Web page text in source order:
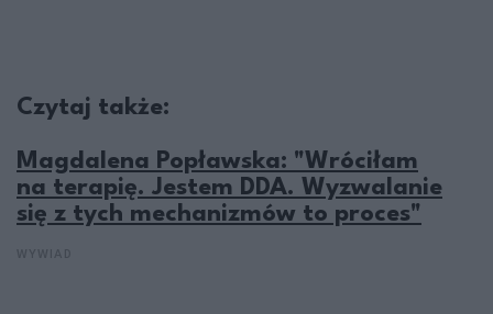
Czytaj także:
Magdalena Popławska: "Wróciłam
na terapię. Jestem DDA. Wyzwalanie
się z tych mechanizmów to proces"